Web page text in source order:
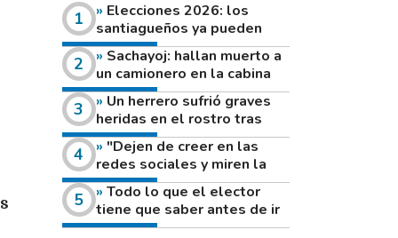
Elecciones 2026: los
santiagueños ya pueden
consultar dónde votan este
domingo
Sachayoj: hallan muerto a
un camionero en la cabina
de su vehículo a la vera de
un camino rural
Un herrero sufrió graves
heridas en el rostro tras
reventar el disco de una
amoladora
"Dejen de creer en las
redes sociales y miren la
heladera de sus casas": el
fuerte mensaje de una joven
que votó por primera vez
Todo lo que el elector
tiene que saber antes de ir
a votar este domingo